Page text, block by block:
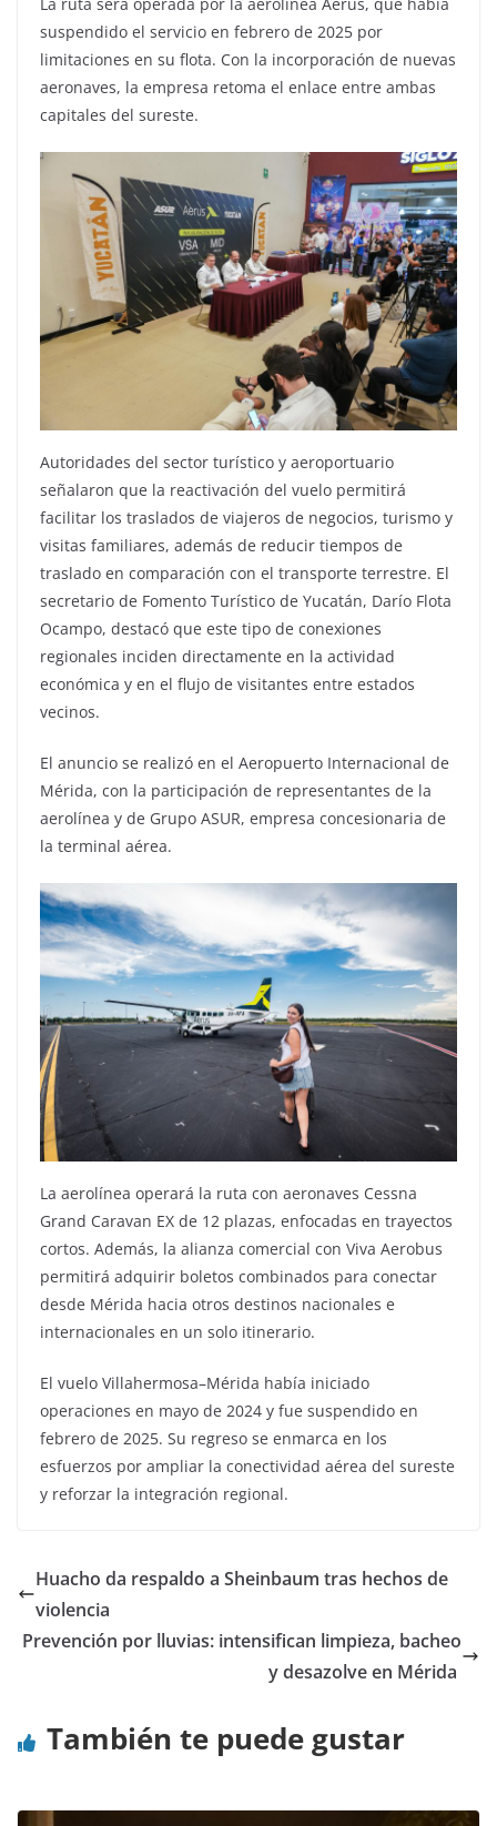
La ruta será operada por la aerolínea Aerus, que había
suspendido el servicio en febrero de 2025 por
limitaciones en su flota. Con la incorporación de nuevas
aeronaves, la empresa retoma el enlace entre ambas
capitales del sureste.
Autoridades del sector turístico y aeroportuario
señalaron que la reactivación del vuelo permitirá
facilitar los traslados de viajeros de negocios, turismo y
visitas familiares, además de reducir tiempos de
traslado en comparación con el transporte terrestre. El
secretario de Fomento Turístico de Yucatán, Darío Flota
Ocampo, destacó que este tipo de conexiones
regionales inciden directamente en la actividad
económica y en el flujo de visitantes entre estados
vecinos.
El anuncio se realizó en el Aeropuerto Internacional de
Mérida, con la participación de representantes de la
aerolínea y de Grupo ASUR, empresa concesionaria de
la terminal aérea.
La aerolínea operará la ruta con aeronaves Cessna
Grand Caravan EX de 12 plazas, enfocadas en trayectos
cortos. Además, la alianza comercial con Viva Aerobus
permitirá adquirir boletos combinados para conectar
desde Mérida hacia otros destinos nacionales e
internacionales en un solo itinerario.
El vuelo Villahermosa–Mérida había iniciado
operaciones en mayo de 2024 y fue suspendido en
febrero de 2025. Su regreso se enmarca en los
esfuerzos por ampliar la conectividad aérea del sureste
y reforzar la integración regional.
Huacho da respaldo a Sheinbaum tras hechos de
violencia
Prevención por lluvias: intensifican limpieza, bacheo
y desazolve en Mérida
También te puede gustar